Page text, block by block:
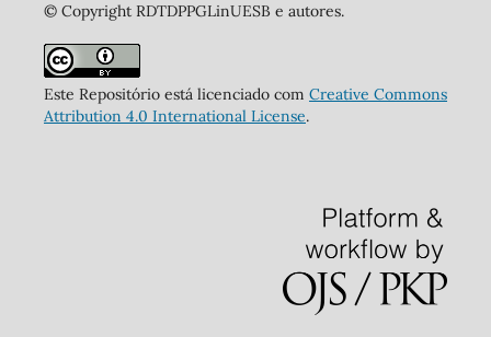
© Copyright RDTDPPGLinUESB e autores.
Este Repositório está licenciado comCreative Commons
Attribution 4.0 International License.